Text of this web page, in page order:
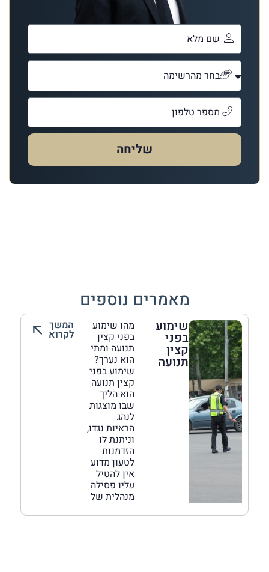
שליחה
מאמרים נוספים
שימוע
בפני
קצין
תנועה
מהו שימוע
בפני קצין
תנועה ומתי
הוא נערך?
שימוע בפני
קצין תנועה
הוא הליך
שבו מוצגות
לנהג
הראיות נגדו,
וניתנת לו
הזדמנות
לטעון מדוע
אין להטיל
עליו פסילה
מנהלית של
המשך
לקרוא